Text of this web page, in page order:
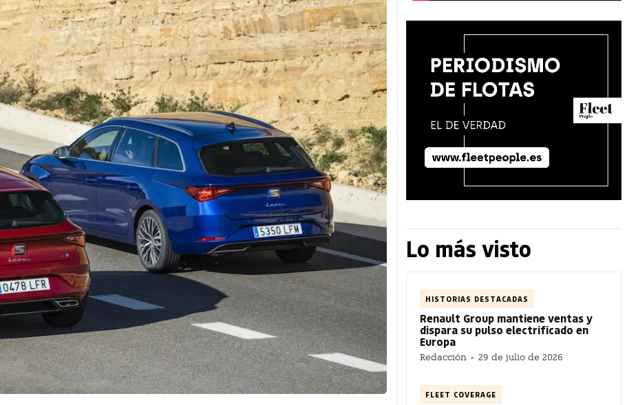
Lo más visto
HISTORIAS DESTACADAS
Renault Group mantiene ventas y
dispara su pulso electrificado en
Europa
Redacción - 29 de julio de 2026
FLEET COVERAGE